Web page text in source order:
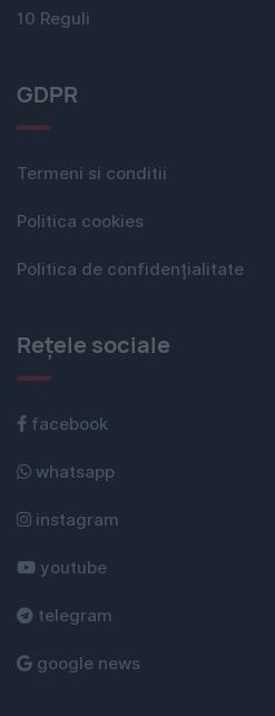
10 Reguli
GDPR
Termeni si conditii
Politica cookies
Politica de confidențialitate
Rețele sociale
facebook
whatsapp
instagram
youtube
telegram
google news